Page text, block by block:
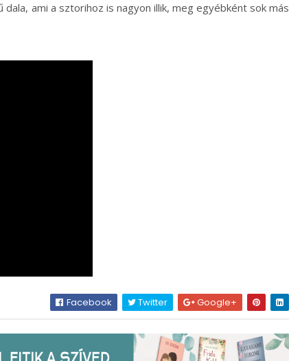
ami a sztorihoz is nagyon illik, meg egyébként sok más
Facebook Twitter Google+